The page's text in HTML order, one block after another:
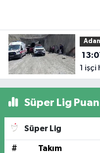
13:01
1 işçi
Süper Lig
Süper Lig
# Takım